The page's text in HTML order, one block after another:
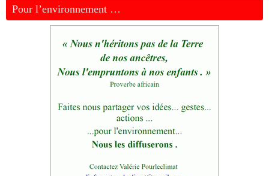
Pour l’environnement …